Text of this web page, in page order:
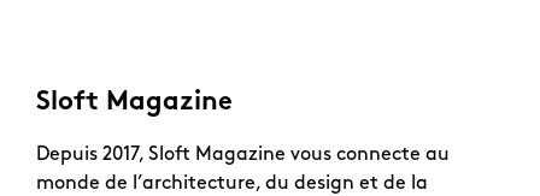
Sloft Magazine
Depuis 2017, Sloft Magazine vous connecte au
monde de l’architecture, du design et de la